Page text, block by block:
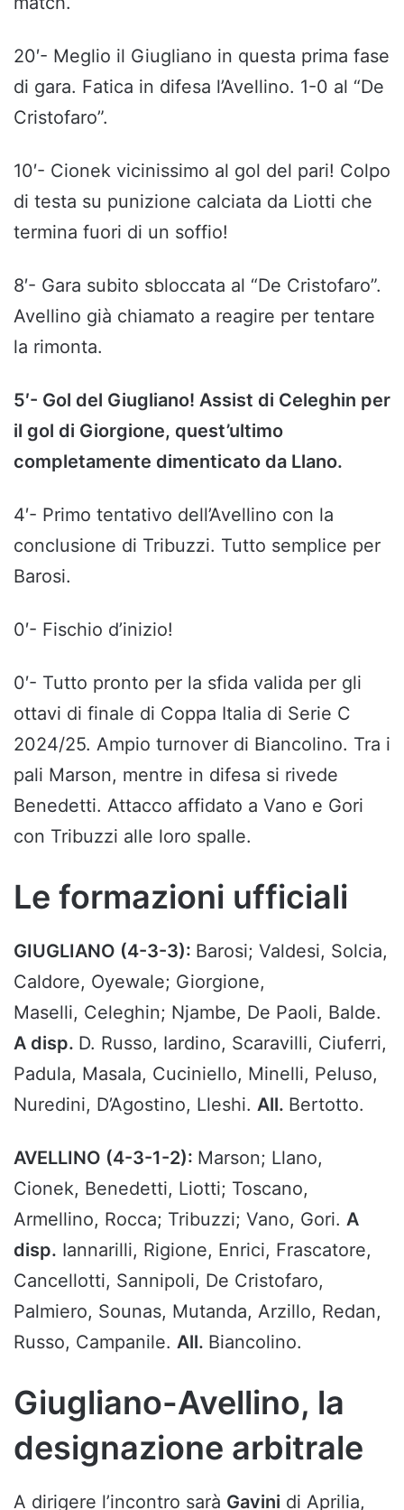
20′- Meglio il Giugliano in questa prima fase
di gara. Fatica in difesa l’Avellino. 1-0 al “De
Cristofaro”.
10′- Cionek vicinissimo al gol del pari! Colpo
di testa su punizione calciata da Liotti che
termina fuori di un soffio!
8′- Gara subito sbloccata al “De Cristofaro”.
Avellino già chiamato a reagire per tentare
la rimonta.
5′- Gol del Giugliano! Assist di Celeghin per
il gol di Giorgione, quest’ultimo
completamente dimenticato da Llano.
4′- Primo tentativo dell’Avellino con la
conclusione di Tribuzzi. Tutto semplice per
Barosi.
0′- Fischio d’inizio!
0′- Tutto pronto per la sfida valida per gli
ottavi di finale di Coppa Italia di Serie C
2024/25. Ampio turnover di Biancolino. Tra i
pali Marson, mentre in difesa si rivede
Benedetti. Attacco affidato a Vano e Gori
con Tribuzzi alle loro spalle.
Le formazioni ufficiali
GIUGLIANO (4-3-3): Barosi; Valdesi, Solcia,
Caldore, Oyewale; Giorgione,
Maselli, Celeghin; Njambe, De Paoli, Balde.
A disp. D. Russo, Iardino, Scaravilli, Ciuferri,
Padula, Masala, Cuciniello, Minelli, Peluso,
Nuredini, D’Agostino, Lleshi. All. Bertotto.
AVELLINO (4-3-1-2): Marson; Llano,
Cionek, Benedetti, Liotti; Toscano,
Armellino, Rocca; Tribuzzi; Vano, Gori. A
disp. Iannarilli, Rigione, Enrici, Frascatore,
Cancellotti, Sannipoli, De Cristofaro,
Palmiero, Sounas, Mutanda, Arzillo, Redan,
Russo, Campanile. All. Biancolino.
Giugliano-Avellino, la
designazione arbitrale
A dirigere l’incontro sarà Gavini di Aprilia,